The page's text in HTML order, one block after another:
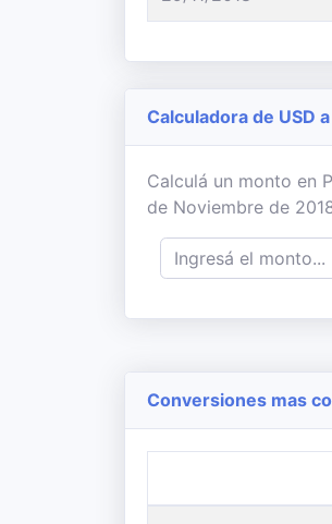
Calculadora de USD
Calculá un monto en
de Noviembre de
Conversiones mas